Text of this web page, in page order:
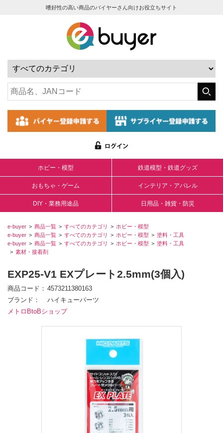
嗜好性の高い商品のバイヤーさん向けお役立ちサイト
ホビー・模型 鉄道模型・鉄道グッズ
おもちゃ・ゲーム インテリア・アパレル
DIY・業務用途品 日用品・雑貨・防災
e-buyer 商品一覧 すべてのカテゴリ
ホビー・模型
e-buyer
商品一覧 すべてのカテゴリ ホビー・模型
塗料・工具
e-buyer
商品一覧 すべてのカテゴリ ホビー・模型
塗料・工具
素材・接着剤
EXP25-V1 EXプレート2.5mm(3個入)
商品コード
4573211380163
ブランド
ハイキューパーツ
メトロBtoBショップ